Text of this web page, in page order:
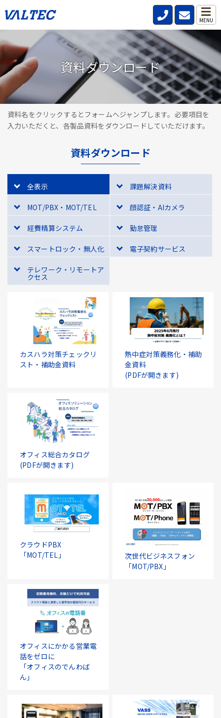
MENU
資料ダウンロード
資料名をクリックするとフォームへジャンプします。必要項目を
入力いただくと、各製品資料をダウンロードしていただけます。
資料ダウンロード
全表示 課題解決資料
MOT/PBX・MOT/TEL 顔認証・AIカメラ
経費精算システム 勤怠管理
スマートロック・無人化 電子契約サービス
テレワーク・リモートア
クセス
カスハラ対策チェックリ
スト・補助金資料
熱中症対策義務化・補助
金資料
(PDFが開きます)
オフィス総合カタログ
(PDFが開きます)
クラウドPBX
「MOT/TEL」
次世代ビジネスフォン
「MOT/PBX」
オフィスにかかる営業電
話をゼロに
「オフィスのでんわば
ん」